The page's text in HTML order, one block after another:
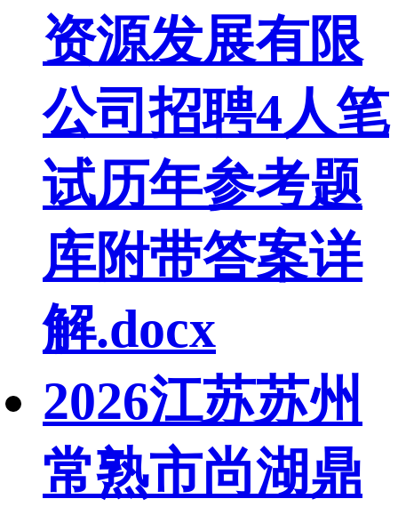
资源发展有限
公司招聘4人笔
试历年参考题
库附带答案详
解.docx
2026江苏苏州
常熟市尚湖鼎